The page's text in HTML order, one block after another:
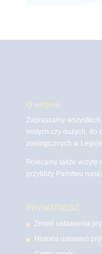
O witrynie
Zapraszamy
małych czy dużych,
zoologicznych w
Polecamy także wizytę
przybliży Państwu
PRYWATNOŚĆ
Zmień ustawienia
Historia ustawień